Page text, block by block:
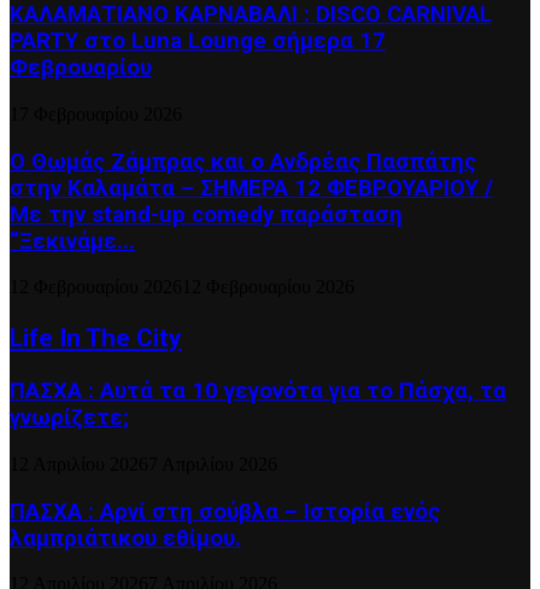
ΚΑΛΑΜΑΤΙΑΝΟ ΚΑΡΝΑΒΑΛΙ : DISCO CARNIVAL
PARTY στο Luna Lounge σήμερα 17
Φεβρουαρίου
Ο Θωμάς Ζάμπρας και ο Ανδρέας Πασπάτης
στην Καλαμάτα – ΣΗΜΕΡΑ 12 ΦΕΒΡΟΥΑΡΙΟΥ /
Με την stand-up comedy παράσταση
“Ξεκινάμε...
Life In The City
ΠΑΣΧΑ : Αυτά τα 10 γεγονότα για το Πάσχα, τα
γνωρίζετε;
ΠΑΣΧΑ : Αρνί στη σούβλα – Ιστορία ενός
λαμπριάτικου εθίμου.